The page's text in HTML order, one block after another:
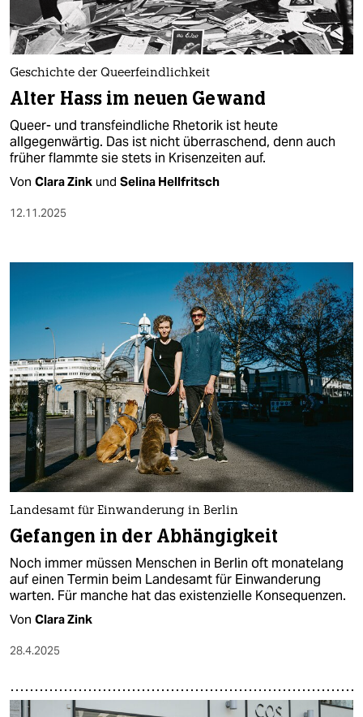
nord
wahrheit
verlag
verlag
veranstaltungen
shop
genossenschaft
epaper login
Geschichte der Queerfeindlichkeit
Alter Hass im neuen Gewand
Queer- und transfeindliche Rhetorik ist heute
allgegenwärtig. Das ist nicht überraschend, denn auch
früher flammte sie stets in Krisenzeiten auf.
Von Clara Zink und Selina Hellfritsch
12.11.2025
Landesamt für Einwanderung in Berlin
Gefangen in der Abhängigkeit
Noch immer müssen Menschen in Berlin oft monatelang
auf einen Termin beim Landesamt für Einwanderung
warten. Für manche hat das existenzielle Konsequenzen.
Von Clara Zink
28.4.2025